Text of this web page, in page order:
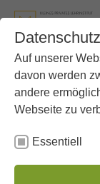
Auf unserer
davon werden
andere
Webseite zu
Essentiell
Vous êtes ici:
Lycée
Juli 2026
06/07/2026